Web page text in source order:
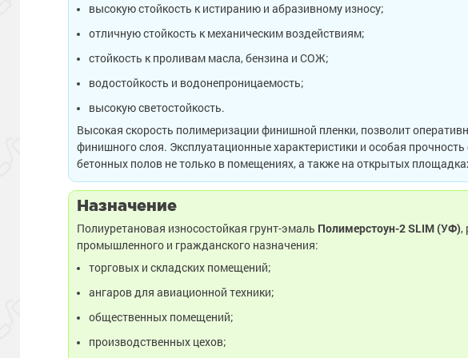
высокую стойкость к истиранию и абразивному износу;
отличную стойкость к механическим воздействиям;
стойкость к проливам масла, бензина и СОЖ;
водостойкость и водонепроницаемость;
высокую светостойкость.
Высокая скорость полимеризации финишной пленки, позволит
финишного слоя. Эксплуатационные характеристики и особая
бетонных полов не только в помещениях, а также на открытых
Назначение
Полиуретановая износостойкая грунт-эмаль Полимерстоун-2 SLIM (УФ),
промышленного и гражданского назначения:
торговых и складских помещений;
ангаров для авиационной техники;
общественных помещений;
производственных цехов;